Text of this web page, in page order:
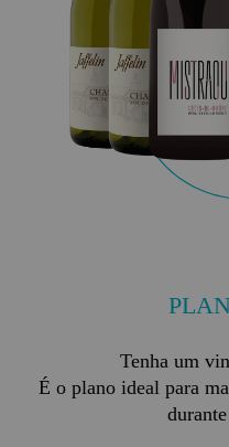
Tenha um
É o plano ideal para